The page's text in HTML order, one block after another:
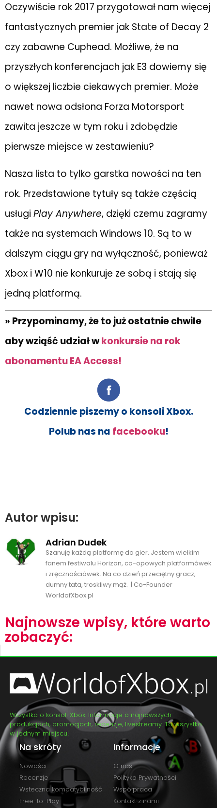
Oczywiście rok 2017 przygotował nam więcej
fantastycznych premier jak State of Decay 2
czy zabawne Cuphead. Możliwe, że na
przyszłych konferencjach jak E3 dowiemy się
o większej liczbie ciekawych premier. Może
nawet nowa odsłona Forza Motorsport
zawita jeszcze w tym roku i zdobędzie
pierwsze miejsce w zestawieniu?
Nasza lista to tylko garstka nowości na ten
rok. Przedstawione tytuły są także częścią
usługi Play Anywhere, dzięki czemu zagramy
także na systemach Windows 10. Są to w
dalszym ciągu gry na wyłączność, ponieważ
Xbox i W10 nie konkuruje ze sobą i stają się
jedną platformą.
» Przypominamy, że to już ostatnie chwile
aby wziąść udział wkonkursie na rok
abonamentu EA Access!
Codziennie piszemy o konsoli Xbox.
Polub nas na facebooku!
Autor wpisu:
Adrian Dudek
Szanuję każdą platformę do gier. Jestem wielkim
fanem festiwalu Horizon, co-opowych platformówek
i zręcznościówek. Na co dzień przeciętny gracz,
dumny tata, troskliwy mąż. | Co-Founder
WorldofXbox.pl
Najnowsze wpisy, które warto
zobaczyć:
Wszystko o konsoli Xbox. Informacje o najnowszych
produkcjach, promocjach, recenzje, livestreamy. To wszystko
w jednym miejscu!
Na skróty
Nowości
Recenzje
Wsteczna kompatybilność
Free-to-Play
Informacje
O nas
Polityka Prywatności
Współpraca
Kontakt z nami